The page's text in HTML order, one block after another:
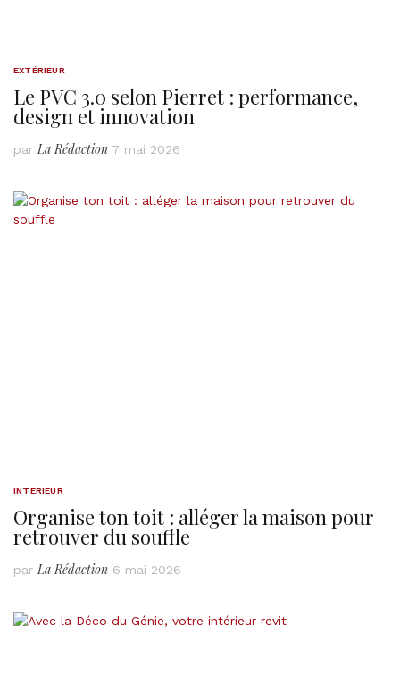
EXTÉRIEUR
Le PVC 3.0 selon Pierret : performance,
design et innovation
par La Rédaction 7 mai 2026
INTÉRIEUR
Organise ton toit : alléger la maison pour
retrouver du souffle
par La Rédaction 6 mai 2026